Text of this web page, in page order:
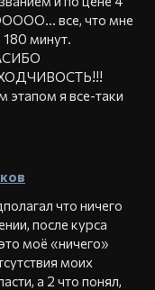
все, что мне
минут.
я все-таки
что ничего
после курса
моё «ничего»
моих
а 2 что понял,